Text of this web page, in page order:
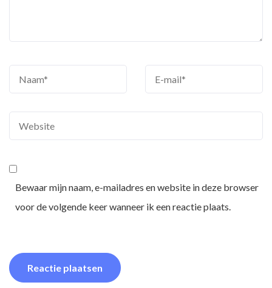
Bewaar mijn naam, e-mailadres en website in deze browser
voor de volgende keer wanneer ik een reactie plaats.